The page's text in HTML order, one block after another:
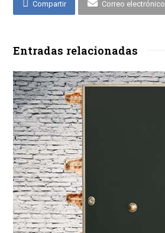
Compartir Correo electrónico
Entradas relacionadas